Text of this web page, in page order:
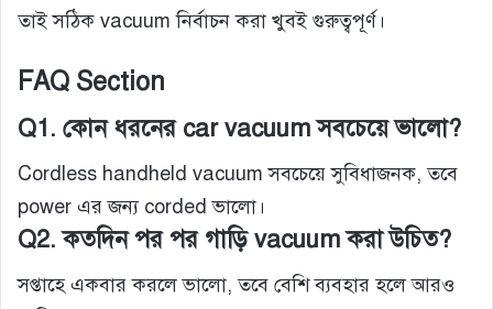
তাই সঠিক vacuum নির্বাচন করা খুবই গুরুত্বপূর্ণ।
FAQ Section
Q1. কোন ধরনের car vacuum সবচেয়ে ভালো?
Cordless handheld vacuum সবচেয়ে সুবিধাজনক, তবে
power এর জন্য corded ভালো।
Q2. কতদিন পর পর গাড়ি vacuum করা উচিত?
সপ্তাহে একবার করলে ভালো, তবে বেশি ব্যবহার হলে আরও